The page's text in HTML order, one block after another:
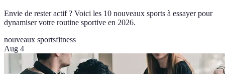
Envie de rester actif ? Voici les 10 nouveaux sports à essayer pour
dynamiser votre routine sportive en 2026.
nouveaux sportsfitness
Aug 4